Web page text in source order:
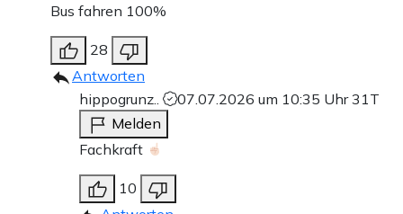
Bus fahren 100%
28
Antworten
hippogrunz..
07.07.2026 um 10:35 Uhr31T
Melden
Fachkraft
10